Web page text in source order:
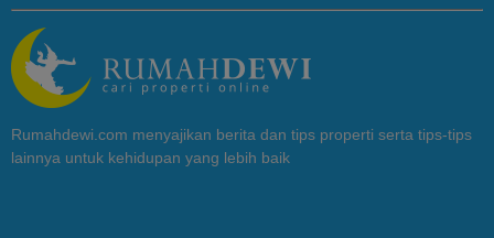
Rumahdewi.com menyajikan berita dan tips properti serta tips-tips
lainnya untuk kehidupan yang lebih baik